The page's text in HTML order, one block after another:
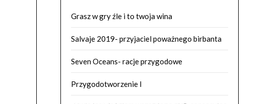
Grasz w gry źle i to twoja wina
Salvaje 2019- przyjaciel poważnego birbanta
Seven Oceans- racje przygodowe
Przygodotworzenie I